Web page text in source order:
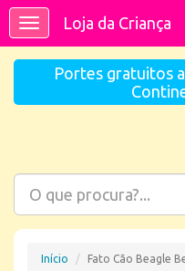
ToggleLoja da Criança
Portes gratuitos
Início Fato Cão Beagle